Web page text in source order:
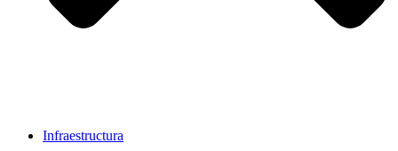
Infraestructura